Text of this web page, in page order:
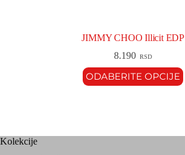
JIMMY CHOO Illicit EDP
8.190 RSD
ODABERITE OPCIJE
Kolekcije